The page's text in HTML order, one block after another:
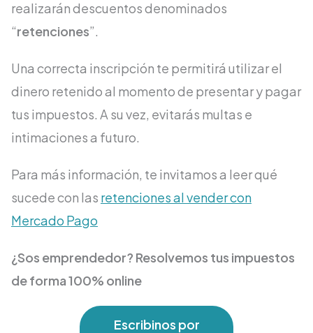
realizarán descuentos denominados
“retenciones”.
Una correcta inscripción te permitirá utilizar el
dinero retenido al momento de presentar y pagar
tus impuestos. A su vez, evitarás multas e
intimaciones a futuro.
Para más información, te invitamos a leer qué
sucede con las retenciones al vender con
Mercado Pago
¿Sos emprendedor? Resolvemos tus impuestos
de forma 100% online
Escribinos por